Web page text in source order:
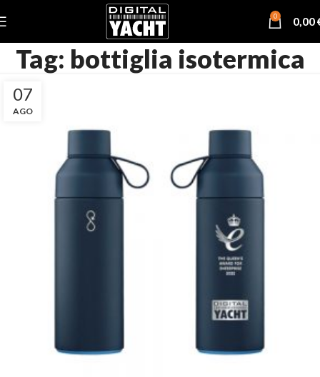
0 0,00
Tag: bottiglia isotermica
07
AGO